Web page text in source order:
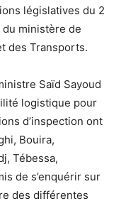
législatives du 2
ministère de
des Transports.
Saïd Sayoud
logistique pour
d’inspection ont
Bouira,
Tébessa,
de s’enquérir sur
des différentes